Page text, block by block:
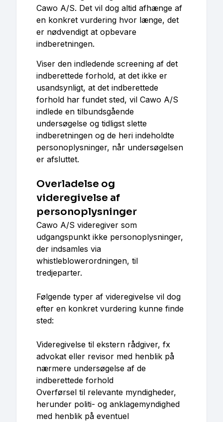
Cawo A/S. Det vil dog altid afhænge af
en konkret vurdering hvor længe, det
er nødvendigt at opbevare
indberetningen.
Viser den indledende screening af det
indberettede forhold, at det ikke er
usandsynligt, at det indberettede
forhold har fundet sted, vil Cawo A/S
indlede en tilbundsgående
undersøgelse og tidligst slette
indberetningen og de heri indeholdte
personoplysninger, når undersøgelsen
er afsluttet.
Overladelse og
videregivelse af
personoplysninger
Cawo A/S videregiver som
udgangspunkt ikke personoplysninger,
der indsamles via
whistleblowerordningen, til
tredjeparter.
Følgende typer af videregivelse vil dog
efter en konkret vurdering kunne finde
sted:
Videregivelse til ekstern rådgiver, fx
advokat eller revisor med henblik på
nærmere undersøgelse af de
indberettede forhold
Overførsel til relevante myndigheder,
herunder politi- og anklagemyndighed
med henblik på eventuel